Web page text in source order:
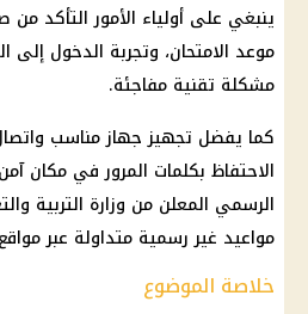
ينبغي على أولياء الأمور التأكد من
موعد الامتحان، وتجربة الدخول إلى
مشكلة تقنية مفاجئة.
كما يفضل تجهيز جهاز مناسب
الاحتفاظ بكلمات المرور في مكان
الرسمي المعلن من وزارة التربية
مواعيد غير رسمية متداولة عبر
خلاصة الموضوع